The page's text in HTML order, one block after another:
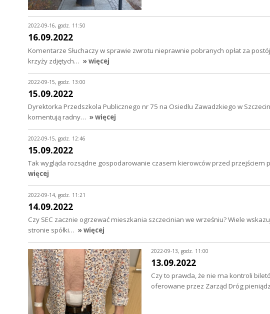
2022-09-16, godz. 11:50
16.09.2022
Komentarze Słuchaczy w sprawie zwrotu nieprawnie pobranych opłat za
krzyży zdjętych… » więcej
2022-09-15, godz. 13:00
15.09.2022
Dyrektorka Przedszkola Publicznego nr 75 na Osiedlu Zawadzkiego w
komentują radny… » więcej
2022-09-15, godz. 12:46
15.09.2022
Tak wygląda rozsądne gospodarowanie czasem kierowców przed przejściem
więcej
2022-09-14, godz. 11:21
14.09.2022
Czy SEC zacznie ogrzewać mieszkania szczecinian we wrześniu? Wiele
stronie spółki… » więcej
2022-09-13, godz. 11:00
13.09.2022
Czy to prawda, że nie ma kontroli
oferowane przez Zarząd Dróg